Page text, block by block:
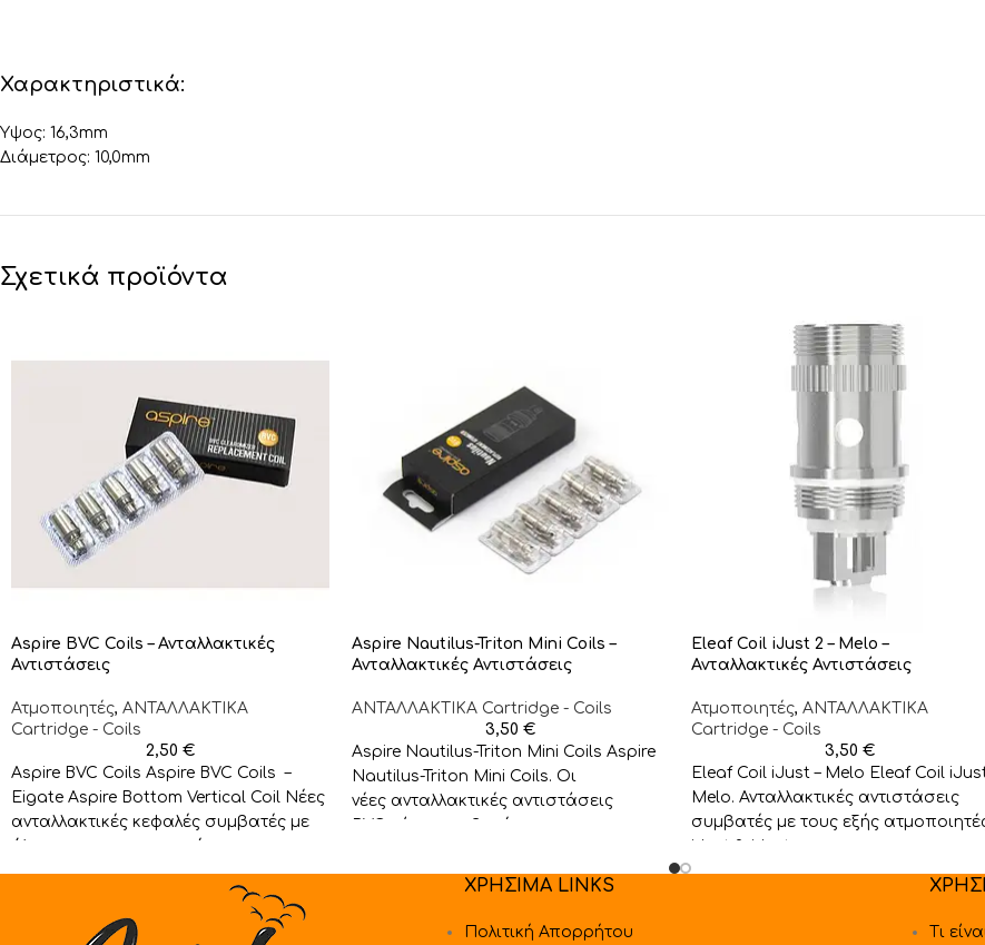
Χαρακτηριστικά:
Ύψος: 16,3mm
Διάμετρος: 10,0mm
Σχετικά προϊόντα
Aspire BVC Coils – Ανταλλακτικές
Αντιστάσεις
Ατμοποιητές, ΑΝΤΑΛΛΑΚΤΙΚA
Cartridge - Coils
2,50 €
Aspire BVC Coils Aspire BVC Coils –
Eigate Aspire Bottom Vertical Coil Νέες
ανταλλακτικές κεφαλές συμβατές με
Aspire Nautilus-Triton Mini Coils –
Ανταλλακτικές Αντιστάσεις
ΑΝΤΑΛΛΑΚΤΙΚA Cartridge - Coils
3,50 €
Aspire Nautilus-Triton Mini Coils Aspire
Nautilus-Triton Mini Coils. Οι
νέες ανταλλακτικές αντιστάσεις
Nautilus Mini.και
Eleaf Coil iJust 2 – Melo –
Ανταλλακτικές Αντιστάσεις
Ατμοποιητές, ΑΝΤΑΛΛΑΚΤΙΚA
Cartridge - Coils
3,50€
Eleaf Coil iJust – Melo Eleaf Coil
Melo. Ανταλλακτικές αντιστάσεις
συμβατές με τους εξής
ΧΡΗΣΙΜΑ LINKS
Πολιτική Απορρήτου Τι